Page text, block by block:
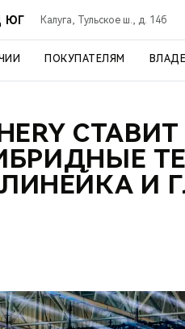
ЮГ Калуга, Тульское ш., д. 14б
ПОКУПАТЕЛЯМ
ЛИНЕЙКА И